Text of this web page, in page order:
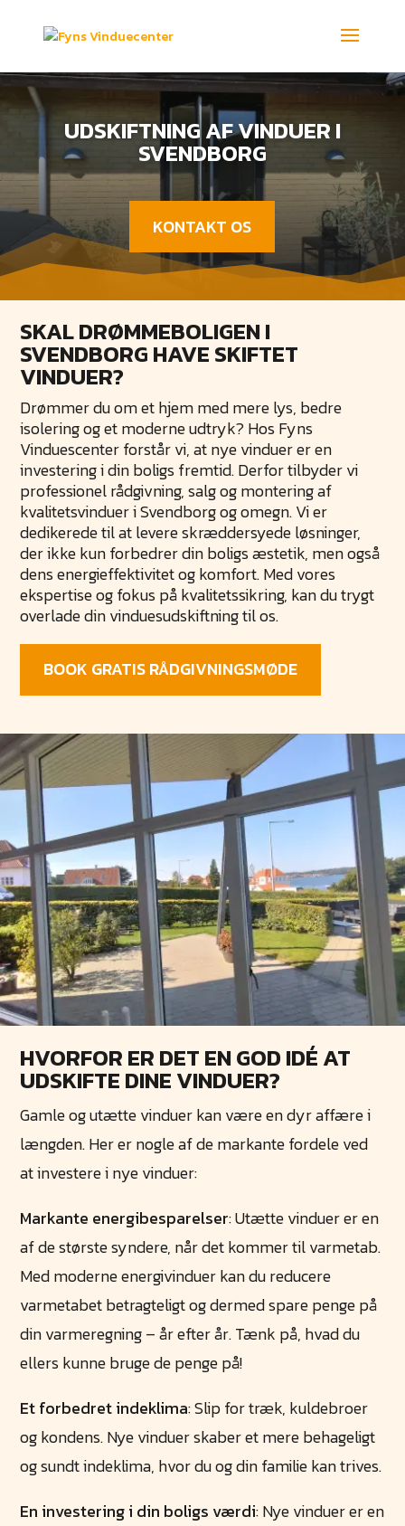
UDSKIFTNING AF VINDUER I
SVENDBORG
KONTAKT OS
SKAL DRØMMEBOLIGEN I
SVENDBORG HAVE SKIFTET
VINDUER?
Drømmer du om et hjem med mere lys, bedre
isolering og et moderne udtryk? Hos Fyns
Vinduescenter forstår vi, at nye vinduer er en
investering i din boligs fremtid. Derfor tilbyder vi
professionel rådgivning, salg og montering af
kvalitetsvinduer i Svendborg og omegn. Vi er
dedikerede til at levere skræddersyede løsninger,
der ikke kun forbedrer din boligs æstetik, men også
dens energieffektivitet og komfort. Med vores
ekspertise og fokus på kvalitetssikring, kan du trygt
overlade din vinduesudskiftning til os.
BOOK GRATIS RÅDGIVNINGSMØDE
HVORFOR ER DET EN GOD IDÉ AT
UDSKIFTE DINE VINDUER?
Gamle og utætte vinduer kan være en dyr affære i
længden. Her er nogle af de markante fordele ved
at investere i nye vinduer:
Markante energibesparelser: Utætte vinduer er en
af de største syndere, når det kommer til varmetab.
Med moderne energivinduer kan du reducere
varmetabet betragteligt og dermed spare penge på
din varmeregning – år efter år. Tænk på, hvad du
ellers kunne bruge de penge på!
Et forbedret indeklima: Slip for træk, kuldebroer
og kondens. Nye vinduer skaber et mere behageligt
og sundt indeklima, hvor du og din familie kan trives.
En investering i din boligs værdi: Nye vinduer er en